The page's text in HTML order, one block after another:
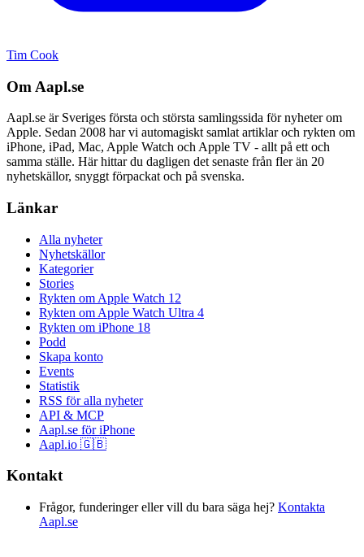
Tim Cook
Om Aapl.se
Aapl.se är Sveriges första och största samlingssida för nyheter om
Apple. Sedan 2008 har vi automagiskt samlat artiklar och rykten om
iPhone, iPad, Mac, Apple Watch och Apple TV - allt på ett och
samma ställe. Här hittar du dagligen det senaste från fler än 20
nyhetskällor, snyggt förpackat och på svenska.
Länkar
Alla nyheter
Nyhetskällor
Kategorier
Stories
Rykten om Apple Watch 12
Rykten om Apple Watch Ultra 4
Rykten om iPhone 18
Podd
Skapa konto
Events
Statistik
RSS för alla nyheter
API & MCP
Aapl.se för iPhone
Aapl.io 🇬🇧
Kontakt
Frågor, funderinger eller vill du bara säga hej? Kontakta
Aapl.se